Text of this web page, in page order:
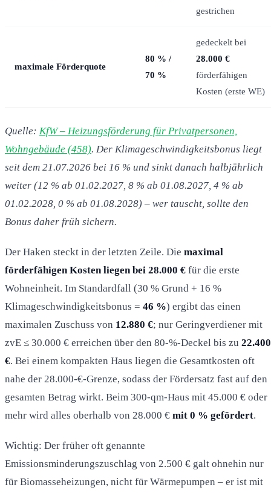
gestrichen
maximale Förderquote
80 % /
70 %
gedeckelt bei
28.000 €
förderfähigen
Kosten (erste WE)
Quelle: KfW – Heizungsförderung für Privatpersonen,
Wohngebäude (458). Der Klimageschwindigkeitsbonus liegt
seit dem 21.07.2026 bei 16 % und sinkt danach halbjährlich
weiter (12 % ab 01.02.2027, 8 % ab 01.08.2027, 4 % ab
01.02.2028, 0 % ab 01.08.2028) – wer tauscht, sollte den
Bonus daher früh sichern.
Der Haken steckt in der letzten Zeile. Die maximal
förderfähigen Kosten liegen bei 28.000 € für die erste
Wohneinheit. Im Standardfall (30 % Grund + 16 %
Klimageschwindigkeitsbonus = 46 %) ergibt das einen
maximalen Zuschuss von 12.880 €; nur Geringverdiener mit
zvE ≤ 30.000 € erreichen über den 80-%-Deckel bis zu 22.400
€. Bei einem kompakten Haus liegen die Gesamtkosten oft
nahe der 28.000-€-Grenze, sodass der Fördersatz fast auf den
gesamten Betrag wirkt. Beim 300-qm-Haus mit 45.000 € oder
mehr wird alles oberhalb von 28.000 € mit 0 % gefördert.
Wichtig: Der früher oft genannte
Emissionsminderungszuschlag von 2.500 € galt ohnehin nur
für Biomasseheizungen, nicht für Wärmepumpen – er ist mit